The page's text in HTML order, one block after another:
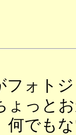
フォト
ょっと
何でも